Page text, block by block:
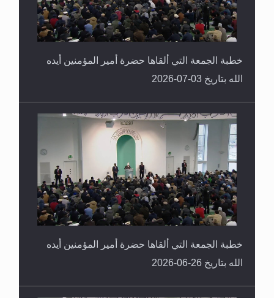
خطبة الجمعة التي ألقاها حضرة أمير المؤمنين أيده
الله بتاريخ 03-07-2026
خطبة الجمعة التي ألقاها حضرة أمير المؤمنين أيده
الله بتاريخ 26-06-2026